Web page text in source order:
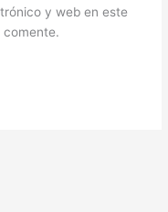
y web en este
comente.